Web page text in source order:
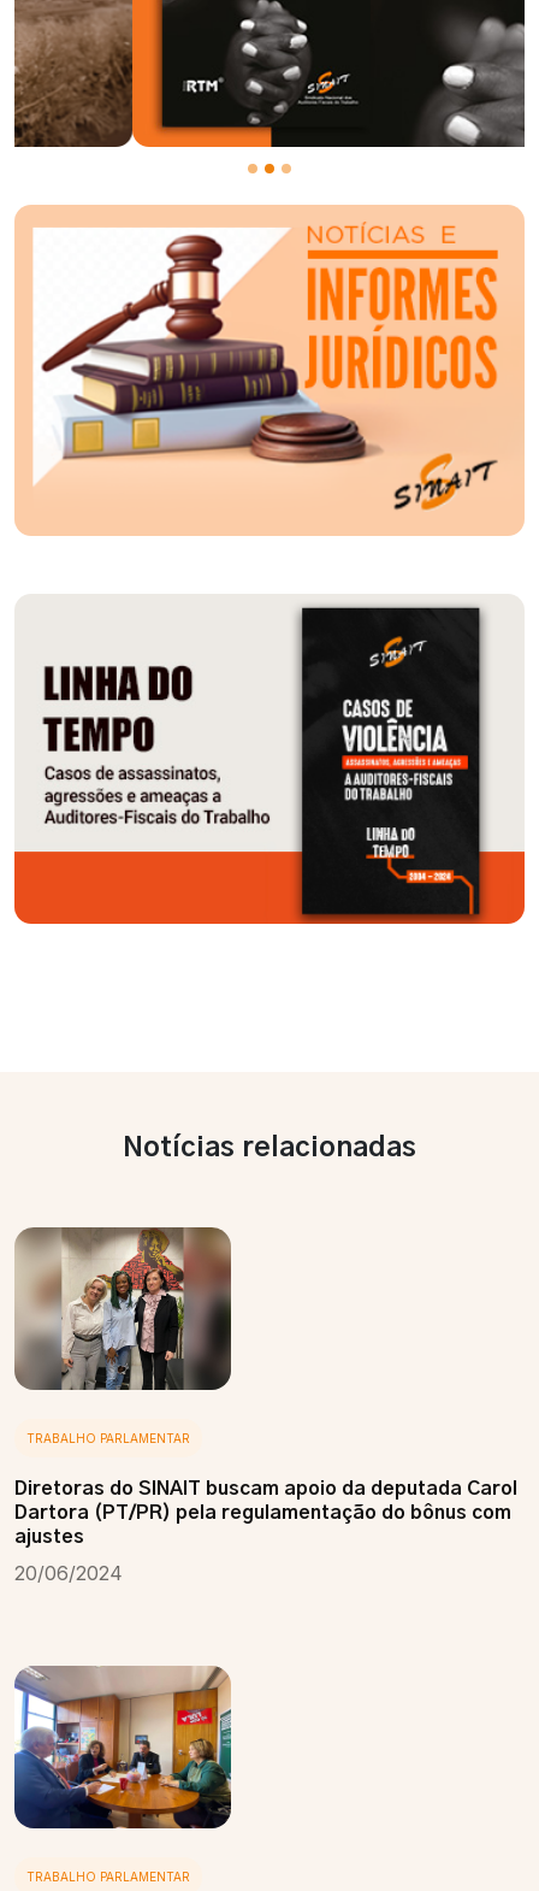
Notícias relacionadas
TRABALHO PARLAMENTAR
Diretoras do SINAIT buscam apoio da deputada Carol
Dartora (PT/PR) pela regulamentação do bônus com
ajustes
20/06/2024
TRABALHO PARLAMENTAR